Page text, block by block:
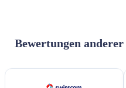
Bewertungen